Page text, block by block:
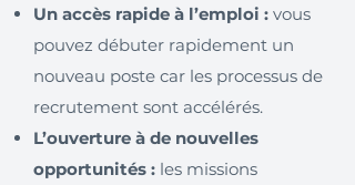
Un accès rapide à l’emploi : vous
pouvez débuter rapidement un
nouveau poste car les processus de
recrutement sont accélérés.
L’ouverture à de nouvelles
opportunités : les missions